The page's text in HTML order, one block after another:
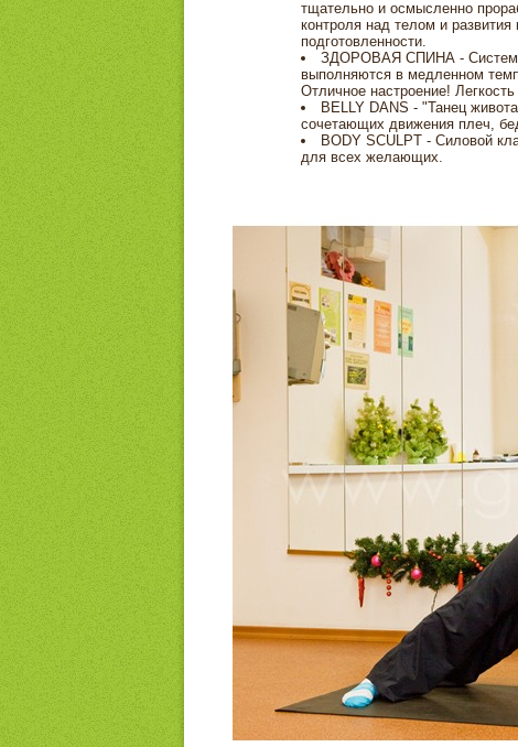
тщательно и осмысленно
контроля над телом и
подготовленности.
ЗДОРОВАЯ СПИНА - Система
выполняются в медленном
Отличное настроение!
BELLY DANS - "Танец
сочетающих движения плеч,
BODY SCULPT - Силовой
для всех желающих.